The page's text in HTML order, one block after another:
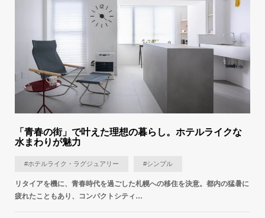
「青春の街」で叶えた理想の暮らし。ホテルライクな
水まわりが魅力
#ホテルライク・ラグジュアリー #シンプル
リタイアを機に、青春時代を過ごした札幌への移住を決意。都内の猛暑に
疲れたこともあり、コンパクトシティ…